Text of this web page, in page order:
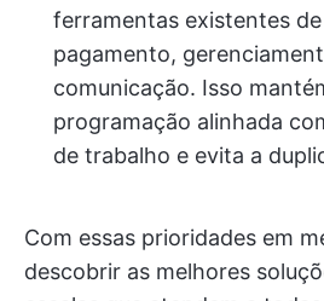
ferramentas existentes
pagamento,
comunicação. Isso
programação alinhada
de trabalho e evita a
Com essas prioridades em
descobrir as melhores